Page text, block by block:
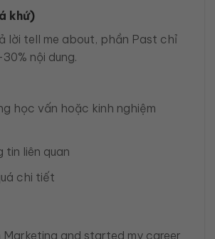
khứ)
lời tell me about, phần Past chỉ
nội dung.
học vấn hoặc kinh nghiệm
tin liên quan
chi tiết
Marketing and started my career